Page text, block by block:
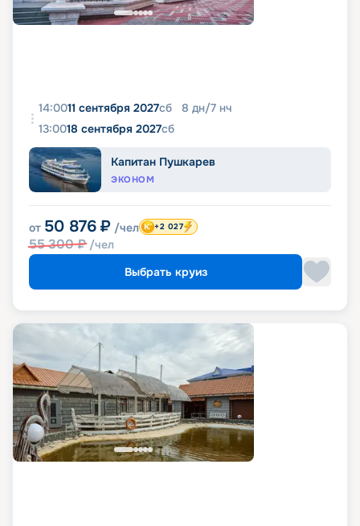
14:0011 сентября 2027сб 8 дн/7 нч
13:0018 сентября 2027сб
Капитан Пушкарев
ЭКОНОМ
от 50 876 ₽ /чел
55 300₽ /чел
+2 027
Выбрать круиз